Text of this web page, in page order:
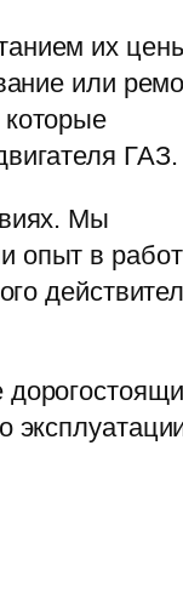
их
или
ГАЗ.
Мы
опыт в